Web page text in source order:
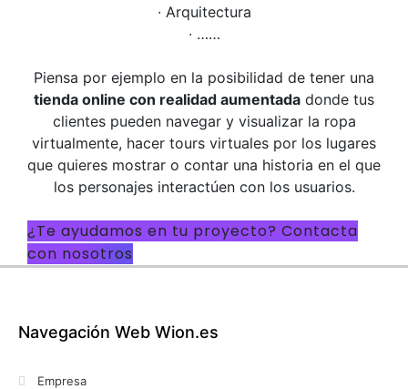
∙ Arquitectura
∙ ……
Piensa por ejemplo en la posibilidad de tener una
tienda online con realidad aumentada donde tus
clientes pueden navegar y visualizar la ropa
virtualmente, hacer tours virtuales por los lugares
que quieres mostrar o contar una historia en el que
los personajes interactúen con los usuarios.
¿Te ayudamos en tu proyecto? Contacta
con nosotros
Navegación Web Wion.es
Empresa